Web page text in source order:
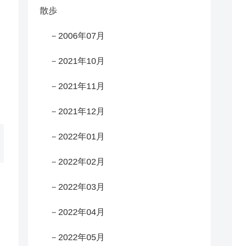
散歩
－2006年07月
－2021年10月
－2021年11月
－2021年12月
－2022年01月
－2022年02月
－2022年03月
－2022年04月
－2022年05月